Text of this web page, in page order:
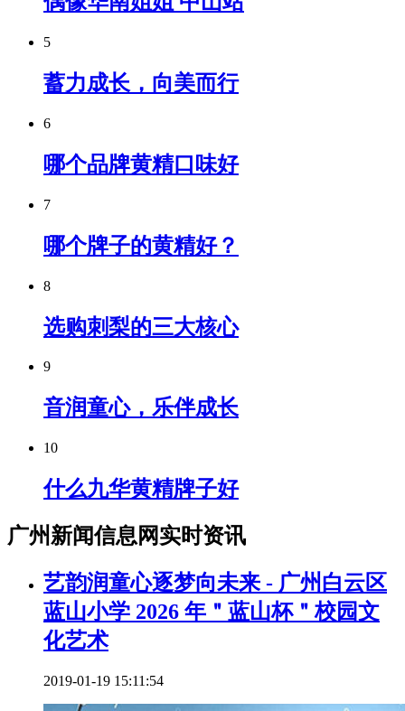
5
蓄力成长，向美而行
6
哪个品牌黄精口味好
7
哪个牌子的黄精好？
8
选购刺梨的三大核心
9
音润童心，乐伴成长
10
什么九华黄精牌子好
广州新闻信息网实时资讯
艺韵润童心逐梦向未来 - 广州白云区
蓝山小学 2026 年＂蓝山杯＂校园文
化艺术
2019-01-19 15:11:54